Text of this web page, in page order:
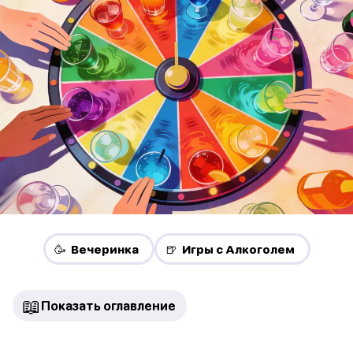
🥳 Вечеринка 🍺 Игры с Алкоголем
📖 Показать оглавление